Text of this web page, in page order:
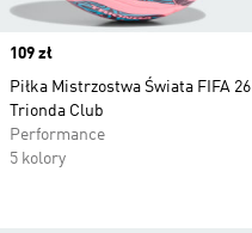
Price
109 zł
Piłka Mistrzostwa Świata FIFA 26
Trionda Club
Performance
5 kolory